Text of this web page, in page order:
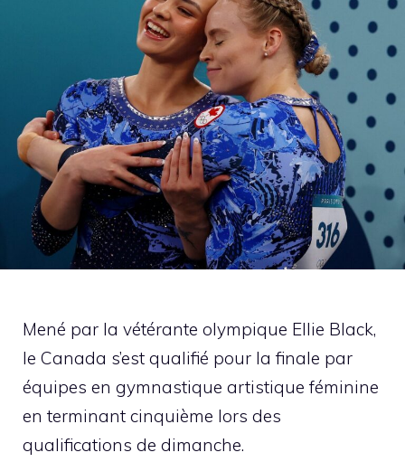
Mené par la vétérante olympique Ellie Black,
le Canada s’est qualifié pour la finale par
équipes en gymnastique artistique féminine
en terminant cinquième lors des
qualifications de dimanche.